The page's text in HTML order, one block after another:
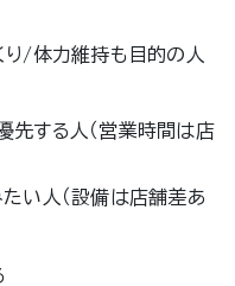
り/体力維持も目的の人
する人（営業時間は店
い人（設備は店舗差あ